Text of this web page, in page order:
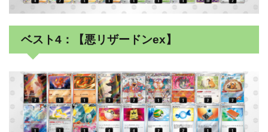
ベスト4：【悪リザードンex】